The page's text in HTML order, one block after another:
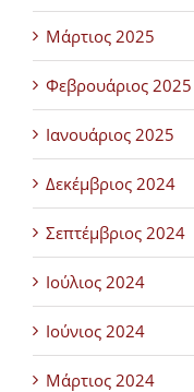
Μάρτιος 2025
Φεβρουάριος 2025
Ιανουάριος 2025
Δεκέμβριος 2024
Σεπτέμβριος 2024
Ιούλιος 2024
Ιούνιος 2024
Μάρτιος 2024